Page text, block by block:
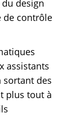
design
de contrôle
assistants
sortant des
plus tout à